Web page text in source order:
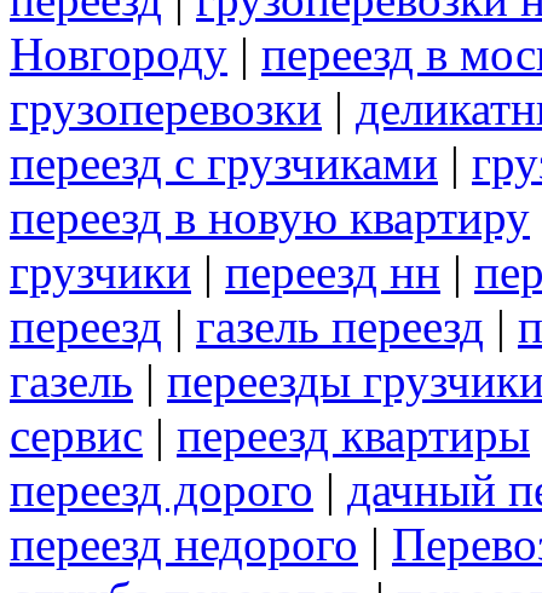
Новгороду | переезд в
грузоперевозки |
переезд с грузчиками |
переезд в новую квартиру
грузчики | переезд нн |
переезд | газель переезд |
газель | переезды
сервис | переезд квартиры
переезд дорого | дачный
переезд недорого |